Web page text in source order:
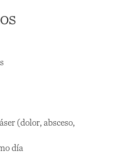
(dolor, absceso,
día